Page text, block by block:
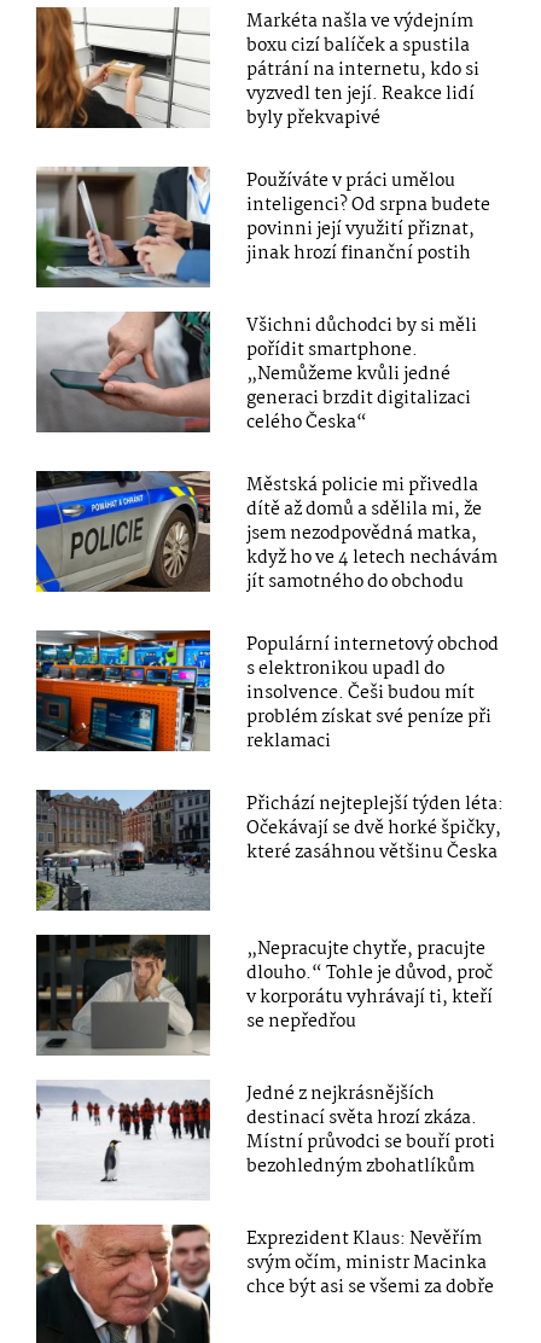
Markéta našla ve výdejním
boxu cizí balíček a spustila
pátrání na internetu, kdo si
vyzvedl ten její. Reakce lidí
byly překvapivé
Používáte v práci umělou
inteligenci? Od srpna budete
povinni její využití přiznat,
jinak hrozí finanční postih
Všichni důchodci by si měli
pořídit smartphone.
„Nemůžeme kvůli jedné
generaci brzdit digitalizaci
celého Česka“
Městská policie mi přivedla
dítě až domů a sdělila mi, že
jsem nezodpovědná matka,
když ho ve 4 letech nechávám
jít samotného do obchodu
Populární internetový obchod
s elektronikou upadl do
insolvence. Češi budou mít
problém získat své peníze při
reklamaci
Přichází nejteplejší týden léta:
Očekávají se dvě horké špičky,
které zasáhnou většinu Česka
„Nepracujte chytře, pracujte
dlouho.“ Tohle je důvod, proč
v korporátu vyhrávají ti, kteří
se nepředřou
Jedné z nejkrásnějších
destinací světa hrozí zkáza.
Místní průvodci se bouří proti
bezohledným zbohatlíkům
Exprezident Klaus: Nevěřím
svým očím, ministr Macinka
chce být asi se všemi za dobře